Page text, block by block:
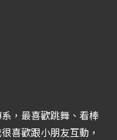
，最喜歡跳舞、看棒
喜歡跟小朋友互動，